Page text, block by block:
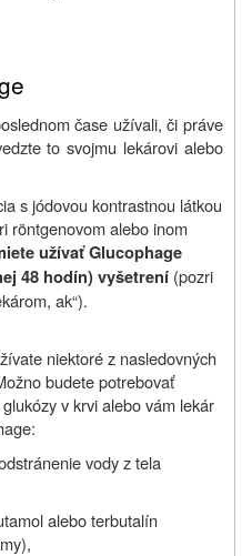
čase užívali, či práve
to svojmu lekárovi alebo
s jódovou kontrastnou látkou
röntgenovom alebo inom
užívať Glucophage
48 hodín) vyšetrení (pozri
ak“).
niektoré z nasledovných
budete potrebovať
v krvi alebo vám lekár
vody z tela
alebo terbutalín